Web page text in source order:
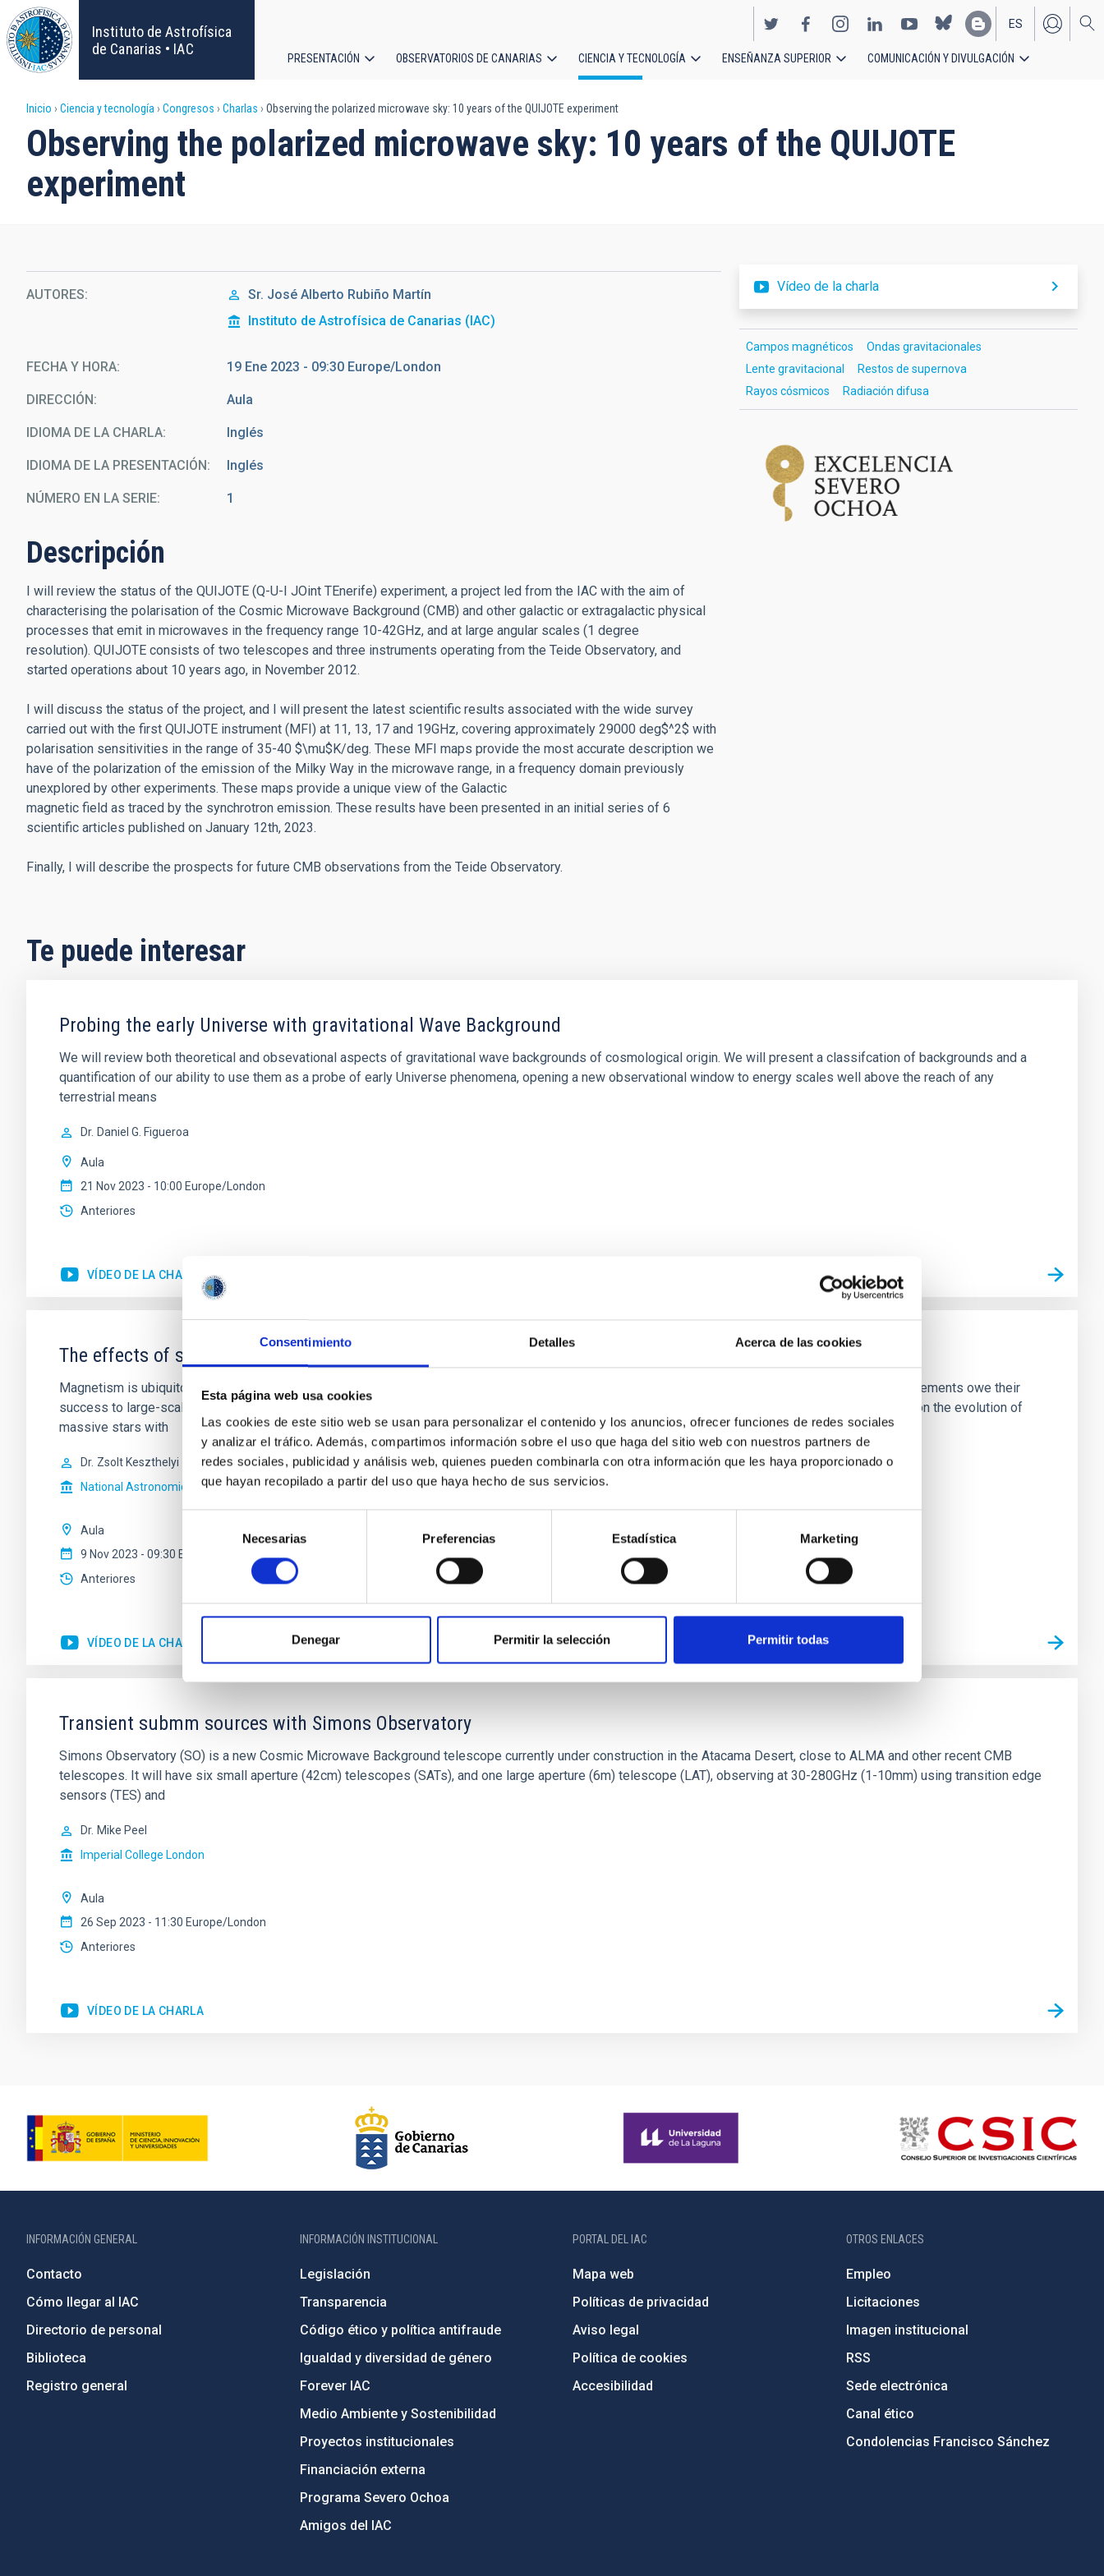
Consentimiento Detalles Acerca de las cookies
Esta página web usa cookies
Las cookies de este sitio web se usan para personalizar el contenido y los anuncios, ofrecer funciones de redes sociales
y analizar el tráfico. Además, compartimos información sobre el uso que haga del sitio web con nuestros partners de
redes sociales, publicidad y análisis web, quienes pueden combinarla con otra información que les haya proporcionado o
que hayan recopilado a partir del uso que haya hecho de sus servicios.
consentimiento
Necesarias Preferencias Estadística Marketing
Denegar Permitir la selección Permitir todas
Pasar
al
contenido
principal
Instituto de Astrofísica
de Canarias • IAC
EN
ES
principal
PRESENTACIÓN OBSERVATORIOS DE CANARIAS CIENCIA Y TECNOLOGÍA ENSEÑANZA SUPERIOR COMUNICACIÓN Y DIVULGACIÓN
Sobrescribir
enlaces
de
a
la
Inicio Ciencia y tecnología Congresos Charlas Observing the polarized microwave sky: 10 years of the QUIJOTE experiment
Observing the polarized microwave sky: 10 years of the QUIJOTE
experiment
AUTORES Sr. José Alberto Rubiño Martín
Instituto de Astrofísica de Canarias (IAC)
FECHA Y HORA 19 Ene 2023 - 09:30 Europe/London
DIRECCIÓN Aula
IDIOMA DE LA CHARLA Inglés
IDIOMA DE LA PRESENTACIÓN Inglés
NÚMERO EN LA SERIE 1
Descripción
I will review the status of the QUIJOTE (Q-U-I JOint TEnerife) experiment, a project led from the IAC with the aim of
characterising the polarisation of the Cosmic Microwave Background (CMB) and other galactic or extragalactic physical
processes that emit in microwaves in the frequency range 10-42GHz, and at large angular scales (1 degree
resolution). QUIJOTE consists of two telescopes and three instruments operating from the Teide Observatory, and
started operations about 10 years ago, in November 2012.
I will discuss the status of the project, and I will present the latest scientific results associated with the wide survey
carried out with the first QUIJOTE instrument (MFI) at 11, 13, 17 and 19GHz, covering approximately 29000 deg$^2$ with
polarisation sensitivities in the range of 35-40 $\mu$K/deg. These MFI maps provide the most accurate description we
have of the polarization of the emission of the Milky Way in the microwave range, in a frequency domain previously
unexplored by other experiments. These maps provide a unique view of the Galactic
magnetic field as traced by the synchrotron emission. These results have been presented in an initial series of 6
scientific articles published on January 12th, 2023.
Finally, I will describe the prospects for future CMB observations from the Teide Observatory.
Vídeo de la charla
Campos magnéticos
Ondas gravitacionales
Lente gravitacional
Restos de supernova
Rayos cósmicos
Radiación difusa
Te puede interesar
Probing the early Universe with gravitational Wave Background
We will review both theoretical and obsevational aspects of gravitational wave backgrounds of cosmological origin. We will present a classifcation of backgrounds and a
quantification of our ability to use them as a probe of early Universe phenomena, opening a new observational window to energy scales well above the reach of any
terrestrial means
Dr. Daniel G. Figueroa
Aula
21 Nov 2023 - 10:00 Europe/London
Anteriores
VÍDEO DE LA CHARLA
The effects of surface fossil magnetic fields on massive star evolution
Magnetism is ubiquitous in the Universe, yet understanding the magnetic properties of stars continues to present intriguing challenges. Recent advancements owe their
success to large-scale optical spectropolarimetric surveys, asteroseismic inferences, and new modelling methodologies. This presentation focuses on the evolution of
massive stars with
Dr. Zsolt Keszthelyi
National Astronomical Observatory of Japan
Aula
9 Nov 2023 - 09:30 Europe/London
Anteriores
VÍDEO DE LA CHARLA
Transient submm sources with Simons Observatory
Simons Observatory (SO) is a new Cosmic Microwave Background telescope currently under construction in the Atacama Desert, close to ALMA and other recent CMB
telescopes. It will have six small aperture (42cm) telescopes (SATs), and one large aperture (6m) telescope (LAT), observing at 30-280GHz (1-10mm) using transition edge
sensors (TES) and
Dr. Mike Peel
Imperial College London
Aula
26 Sep 2023 - 11:30 Europe/London
Anteriores
VÍDEO DE LA CHARLA
INFORMACIÓN GENERAL
Contacto
Cómo llegar al IAC
Directorio de personal
Biblioteca
Registro general
INFORMACIÓN INSTITUCIONAL
Legislación
Transparencia
Código ético y política antifraude
Igualdad y diversidad de género
Forever IAC
Medio Ambiente y Sostenibilidad
Proyectos institucionales
Financiación externa
Programa Severo Ochoa
Amigos del IAC
PORTAL DEL IAC
Mapa web
Políticas de privacidad
Aviso legal
Política de cookies
Accesibilidad
OTROS ENLACES
Empleo
Licitaciones
Imagen institucional
RSS
Sede electrónica
Canal ético
Condolencias Francisco Sánchez